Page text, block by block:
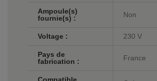
Ampoule(s)
fournie(s) :
Non
Voltage : 230 V
Pays de
fabrication :
France